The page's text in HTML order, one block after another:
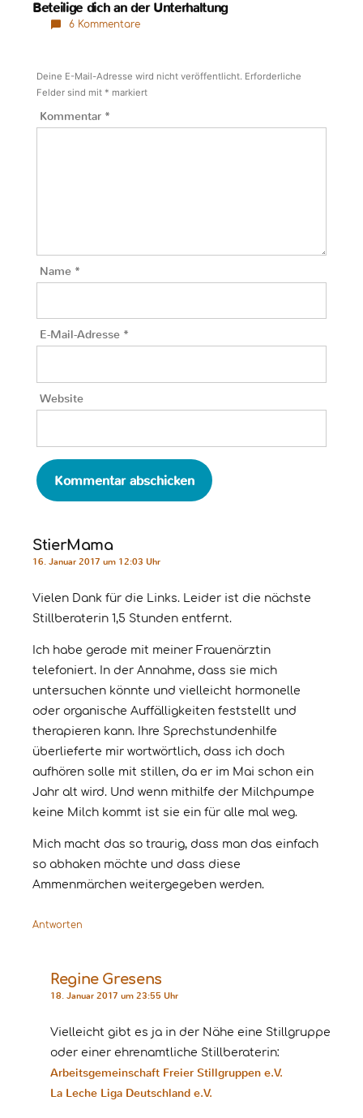
Beteilige dich an der Unterhaltung
6 Kommentare
Deine E-Mail-Adresse wird nicht veröffentlicht. Erforderliche
Felder sind mit * markiert
Kommentar *
Name *
E-Mail-Adresse *
Website
StierMama
16. Januar 2017 um 12:03 Uhr
Vielen Dank für die Links. Leider ist die nächste
Stillberaterin 1,5 Stunden entfernt.
Ich habe gerade mit meiner Frauenärztin
telefoniert. In der Annahme, dass sie mich
untersuchen könnte und vielleicht hormonelle
oder organische Auffälligkeiten feststellt und
therapieren kann. Ihre Sprechstundenhilfe
überlieferte mir wortwörtlich, dass ich doch
aufhören solle mit stillen, da er im Mai schon ein
Jahr alt wird. Und wenn mithilfe der Milchpumpe
keine Milch kommt ist sie ein für alle mal weg.
Mich macht das so traurig, dass man das einfach
so abhaken möchte und dass diese
Ammenmärchen weitergegeben werden.
Antworten
Regine Gresens
18. Januar 2017 um 23:55 Uhr
Vielleicht gibt es ja in der Nähe eine Stillgruppe
oder einer ehrenamtliche Stillberaterin:
Arbeitsgemeinschaft Freier Stillgruppen e.V.
La Leche Liga Deutschland e.V.